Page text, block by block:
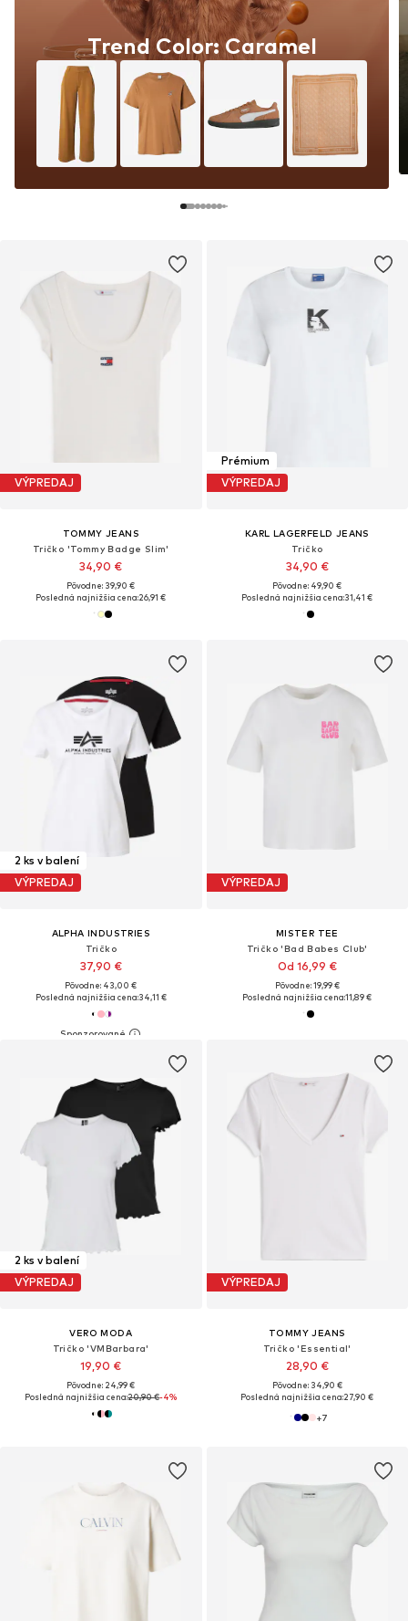
Trend Color: Caramel
VÝPREDAJ
TOMMY JEANS
Tričko 'Tommy Badge Slim'
34,90 €
Pôvodne: 39,90 €
Posledná najnižšia cena:26,91 €
Prémium
VÝPREDAJ
KARL LAGERFELD JEANS
Tričko
34,90 €
Pôvodne: 49,90 €
Posledná najnižšia cena:31,41 €
2 ks v balení
VÝPREDAJ
ALPHA INDUSTRIES
Tričko
37,90 €
Pôvodne: 43,00 €
Posledná najnižšia cena:34,11 €
VÝPREDAJ
MISTER TEE
Tričko 'Bad Babes Club'
Od 16,99 €
Pôvodne: 19,99 €
Posledná najnižšia cena:11,89 €
2 ks v balení
VÝPREDAJ
VERO MODA
Tričko 'VMBarbara'
19,90 €
Pôvodne: 24,99 €
Posledná najnižšia cena:20,90 €-4%
VÝPREDAJ
TOMMY JEANS
Tričko 'Essential'
28,90 €
Pôvodne: 34,90 €
Posledná najnižšia cena:27,90 €
+7